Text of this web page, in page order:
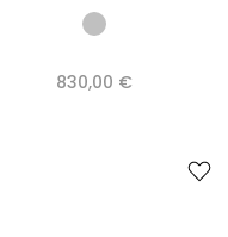
830,00 €